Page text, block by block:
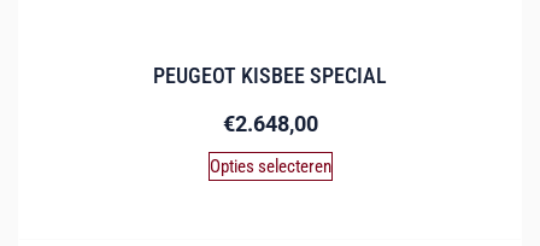
PEUGEOT KISBEE SPECIAL
€2.648,00
Opties selecteren